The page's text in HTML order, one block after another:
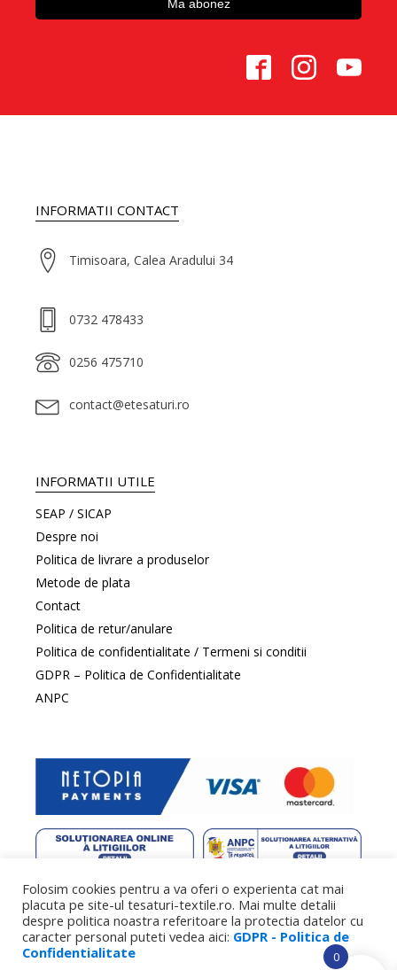
INFORMATII CONTACT
Timisoara, Calea Aradului 34
0732 478433
0256 475710
contact@etesaturi.ro
INFORMATII UTILE
SEAP / SICAP
Despre noi
Politica de livrare a produselor
Metode de plata
Contact
Politica de retur/anulare
Politica de confidentialitate / Termeni si conditii
GDPR – Politica de Confidentialitate
ANPC
web design by DowMedia |gazduire webby SpeedHost
Folosim cookies pentru a va oferi o experienta cat mai
placuta pe site-ul tesaturi-textile.ro. Mai multe detalii
despre politica noastra referitoare la protectia datelor cu
caracter personal puteti vedea aici: GDPR - Politica de
Confidentialitate
0